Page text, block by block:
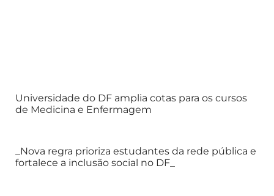
Universidade do DF amplia cotas para os cursos
de Medicina e Enfermagem
_Nova regra prioriza estudantes da rede pública e
fortalece a inclusão social no DF_